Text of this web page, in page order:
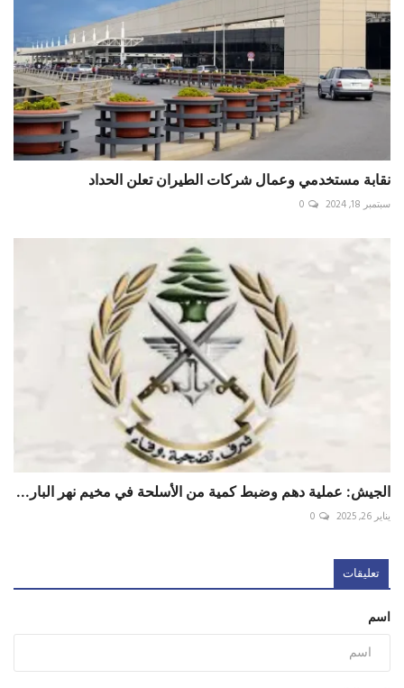
نقابة مستخدمي وعمال شركات الطيران تعلن الحداد
سبتمبر 18, 2024 0
الجيش: عملية دهم وضبط كمية من الأسلحة في مخيم نهر البار...
يناير 26, 2025 0
تعليقات
اسم